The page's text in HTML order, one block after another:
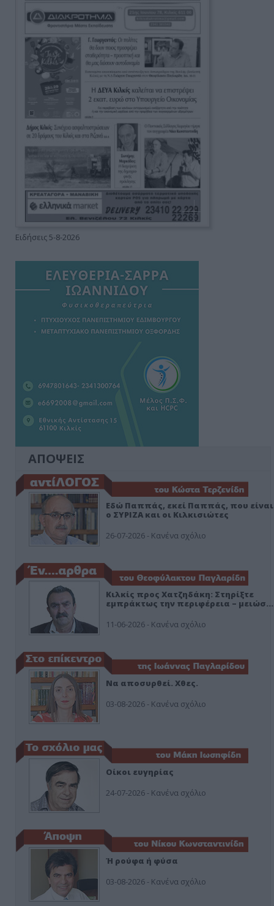
Ειδήσεις 5-8-2026
ΑΠΟΨΕΙΣ
Εδώ Παππάς, εκεί Παππάς, που είναι
ο ΣΥΡΙΖΑ και οι Κιλκισιώτες
26-07-2026 - Κανένα σχόλιο
Κιλκίς προς Χατζηδάκη: Στηρίξτε
εμπράκτως την περιφέρεια – μειώσ…
11-06-2026 - Κανένα σχόλιο
Να αποσυρθεί. Χθες.
03-08-2026 - Κανένα σχόλιο
Οίκοι ευγηρίας
24-07-2026 - Κανένα σχόλιο
Ή ρούφα ή φύσα
03-08-2026 - Κανένα σχόλιο